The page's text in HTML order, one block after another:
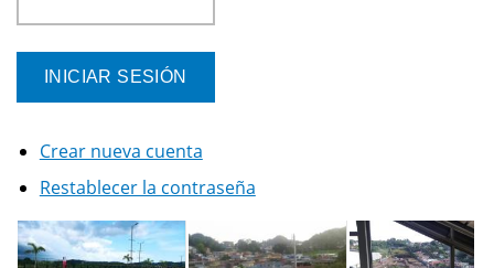
Crear nueva cuenta
Restablecer la contraseña